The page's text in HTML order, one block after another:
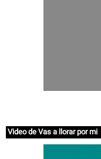
Video de Vas a llorar por mi